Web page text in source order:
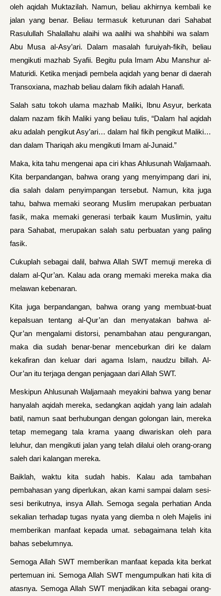
oleh aqidah Muktazilah. Na­mun, beliau akhirnya kembali ke
jalan yang benar. Beliau termasuk keturunan dari Sahabat
Rasulullah Shalallahu alaihi wa aalihi wa shahbihi wa salam
Abu Musa al-Asy’ari. Dalam masalah furuiyah-fikih, beliau
mengikuti mazhab Syafii. Begitu pula Imam Abu Manshur al-
Maturidi. Ketika menjadi pembela aqidah yang benar di daerah
Transoxiana, mazhab beliau dalam fikih adalah Hanafi.
Salah satu tokoh ulama mazhab Maliki, Ibnu Asyur, berkata
dalam nazam fikih Maliki yang be­liau tulis, “Dalam hal aqidah
aku adalah pengikut Asy’ari… dalam hal fikih pengikut Maliki…
dan da­lam Thariqah aku mengikuti Imam al-Junaid.”
Maka, kita tahu mengenai apa ciri khas Ahlusunah Waljamaah.
Kita berpandangan, bahwa orang yang menyimpang dari ini,
dia salah dalam penyimpangan tersebut. Namun, kita juga
tahu, bahwa memaki seorang Muslim merupakan per­buatan
fasik, maka memaki generasi terbaik kaum Muslimin, yaitu
para Sahabat, merupakan salah sa­tu perbuatan yang paling
fasik.
Cukuplah sebagai dalil, bahwa Allah SWT memuji mereka di
dalam al-Qur’an. Kalau ada orang me­maki mereka maka dia
melawan kebenaran.
Kita juga berpandangan, bahwa orang yang membuat-buat
kepalsuan tentang al-Qur’an dan menyatakan bahwa al-
Qur’an mengalami distorsi, penambahan atau pengurangan,
maka dia sudah benar-benar menceburkan diri ke dalam
kekafiran dan keluar dari agama Islam, naudzu billah. Al-
Our’an itu terjaga dengan penjagaan dari Allah SWT.
Meskipun Ahlusunah Waljamaah meyakini bahwa yang benar
hanyalah aqidah mereka, se­dangkan aqidah yang lain adalah
batil, namun saat berhubungan dengan golongan lain, mereka
tetap memegang tala krama yaang diwariskan oleh para
leluhur, dan mengikuti jalan yang telah dilalui oleh orang-orang
saleh dari kalangan mereka.
Baiklah, waktu kita sudah habis. Kalau ada tambahan
pembahasan yang diperlukan, akan kami sampai dalam sesi-
sesi berikutnya, insya Allah. Semoga segala perhatian Anda
sekalian terhadap tugas nyata yang diemba n oleh Majelis ini
mem­berikan manfaat kepada umat. sebagaimana telah kita
bahas sebelumnya.
Semoga Allah SWT memberikan manfaat kepada kita berkat
pertemuan ini. Semoga Allah SWT mengum­pulkan hati kita di
atasnya. Semoga Allah SWT menjadi­kan kita sebagai orang-